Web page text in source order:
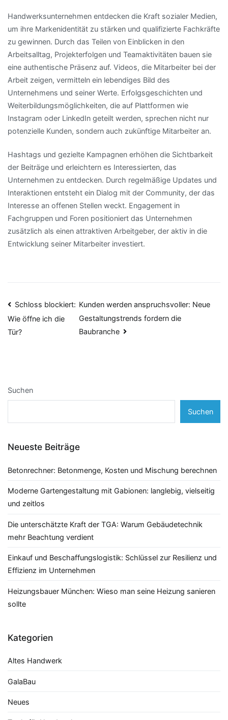
Handwerksunternehmen entdecken die Kraft sozialer Medien,
um ihre Markenidentität zu stärken und qualifizierte Fachkräfte
zu gewinnen. Durch das Teilen von Einblicken in den
Arbeitsalltag, Projekterfolgen und Teamaktivitäten bauen sie
eine authentische Präsenz auf. Videos, die Mitarbeiter bei der
Arbeit zeigen, vermitteln ein lebendiges Bild des
Unternehmens und seiner Werte. Erfolgsgeschichten und
Weiterbildungsmöglichkeiten, die auf Plattformen wie
Instagram oder LinkedIn geteilt werden, sprechen nicht nur
potenzielle Kunden, sondern auch zukünftige Mitarbeiter an.
Hashtags und gezielte Kampagnen erhöhen die Sichtbarkeit
der Beiträge und erleichtern es Interessierten, das
Unternehmen zu entdecken. Durch regelmäßige Updates und
Interaktionen entsteht ein Dialog mit der Community, der das
Interesse an offenen Stellen weckt. Engagement in
Fachgruppen und Foren positioniert das Unternehmen
zusätzlich als einen attraktiven Arbeitgeber, der aktiv in die
Entwicklung seiner Mitarbeiter investiert.
Beitragsnavigation
Schloss blockiert:
Wie öffne ich die
Tür?
Kunden werden anspruchsvoller: Neue
Gestaltungstrends fordern die
Baubranche
Suchen
Suchen
Neueste Beiträge
Betonrechner: Betonmenge, Kosten und Mischung berechnen
Moderne Gartengestaltung mit Gabionen: langlebig, vielseitig
und zeitlos
Die unterschätzte Kraft der TGA: Warum Gebäudetechnik
mehr Beachtung verdient
Einkauf und Beschaffungslogistik: Schlüssel zur Resilienz und
Effizienz im Unternehmen
Heizungsbauer München: Wieso man seine Heizung sanieren
sollte
Kategorien
Altes Handwerk
GalaBau
Neues